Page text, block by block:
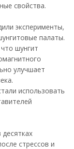
свойства.
эксперименты,
палаты.
шунгит
улучшает
использовать
стрессов и